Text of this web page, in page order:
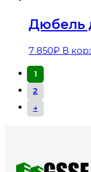
Дюбель
7 850₽ В
1
2
→